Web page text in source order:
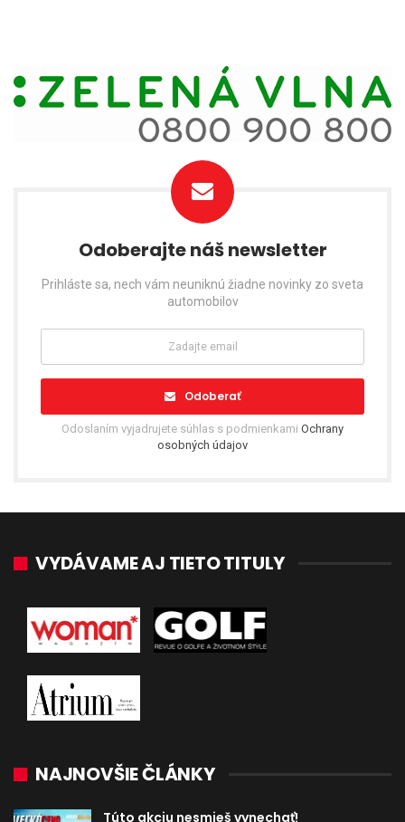
Odoberajte náš newsletter
Prihláste sa, nech vám neuniknú žiadne novinky zo sveta
automobilov
Odoberať
Odoslaním vyjadrujete súhlas s podmienkami Ochrany
osobných údajov
VYDÁVAME AJ TIETO TITULY
NAJNOVŠIE ČLÁNKY
Túto akciu nesmieš vynechať!